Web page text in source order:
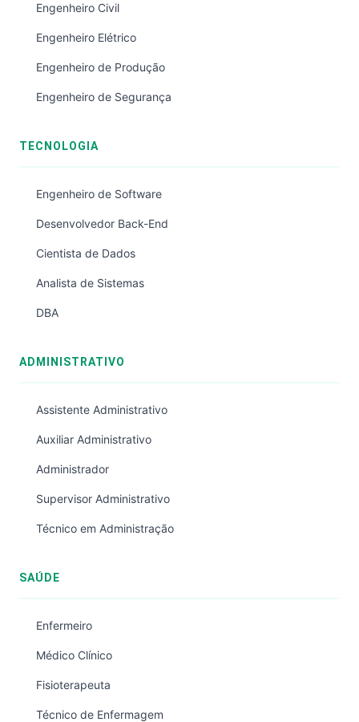
Engenheiro Civil
Engenheiro Elétrico
Engenheiro de Produção
Engenheiro de Segurança
TECNOLOGIA
Engenheiro de Software
Desenvolvedor Back-End
Cientista de Dados
Analista de Sistemas
DBA
ADMINISTRATIVO
Assistente Administrativo
Auxiliar Administrativo
Administrador
Supervisor Administrativo
Técnico em Administração
SAÚDE
Enfermeiro
Médico Clínico
Fisioterapeuta
Técnico de Enfermagem